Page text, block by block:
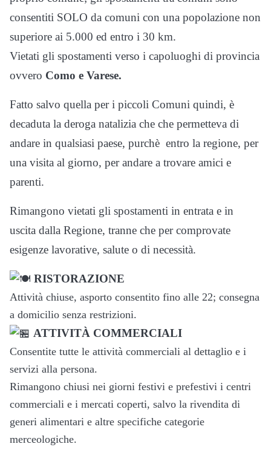
consentiti SOLO da comuni con una popolazione non
superiore ai 5.000 ed entro i 30 km.
Vietati gli spostamenti verso i capoluoghi di provincia
ovvero Como e Varese.
Fatto salvo quella per i piccoli Comuni quindi, è
decaduta la deroga natalizia che che permetteva di
andare in qualsiasi paese, purchè entro la regione, per
una visita al giorno, per andare a trovare amici e
parenti.
Rimangono vietati gli spostamenti in entrata e in
uscita dalla Regione, tranne che per comprovate
esigenze lavorative, salute o di necessità.
RISTORAZIONE
Attività chiuse, asporto consentito fino alle 22; consegna
a domicilio senza restrizioni.
ATTIVITÀ COMMERCIALI
Consentite tutte le attività commerciali al dettaglio e i
servizi alla persona.
Rimangono chiusi nei giorni festivi e prefestivi i centri
commerciali e i mercati coperti, salvo la rivendita di
generi alimentari e altre specifiche categorie
merceologiche.